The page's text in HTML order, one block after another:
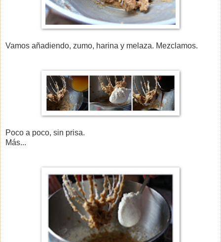
Vamos añadiendo, zumo, harina y melaza. Mezclamos.
Poco a poco, sin prisa.
Más...